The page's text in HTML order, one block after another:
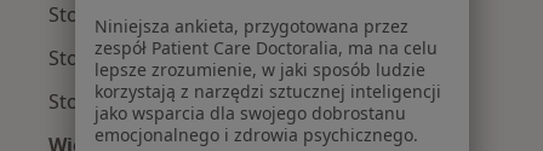
Stomatolodzy z INTER Polska w Warszawie
Stomatolodzy z Signal Iduna w Warszawie
Stomatolodzy z Compensa w Warszawie
Więcej (9)
Niniejsza ankieta, przygotowana przez
zespół Patient Care Doctoralia, ma na celu
lepsze zrozumienie, w jaki sposób ludzie
korzystają z narzędzi sztucznej inteligencji
jako wsparcia dla swojego dobrostanu
emocjonalnego i zdrowia psychicznego.